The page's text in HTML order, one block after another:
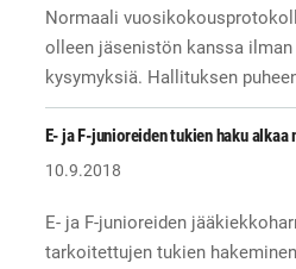
Normaali
olleen jäsenistön kanssa
kysymyksiä. Hallituksen
E- ja F-junioreiden tukien haku
10.9.2018
E- ja F-junioreiden
tarkoitettujen tukien